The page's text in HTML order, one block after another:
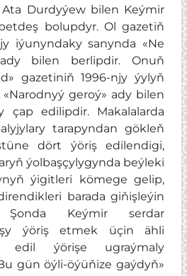
Ata Durdyýew bilen Keýmir
bolupdyr. Ol gazetiň
iýunyndaky sanynda «Ne
bilen berlipdir. Onuň
gazetiniň 1996-njy ýylyň
«Narodnyý geroý» ady bilen
çap edilipdir. Makalalarda
tarapyndan gökleň
dört ýöriş edilendigi,
ýolbaşçylygynda beýleki
ýigitleri kömege gelip,
barada giňişleýin
Keýmir serdar
ýöriş etmek üçin ähli
edil ýörişe ugraýmaly
gün öýli-öýüňize gaýdyň»